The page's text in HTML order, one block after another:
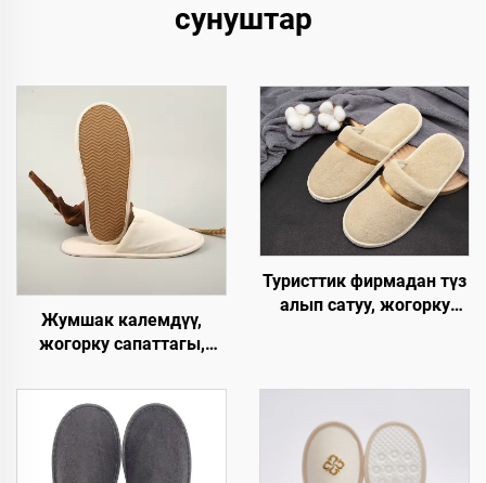
сунуштар
Жумшак калемдүү,
жогорку сапаттагы,
чөпкө айлануучу ички
мейманханалык панчык,
мейманхананын
бөлмөлөрү үчүн
Туристтик фирмадан түз
алып сатуу, жогорку
жасалган,
авиакомпаниялар, SPA
жана мейманханалар